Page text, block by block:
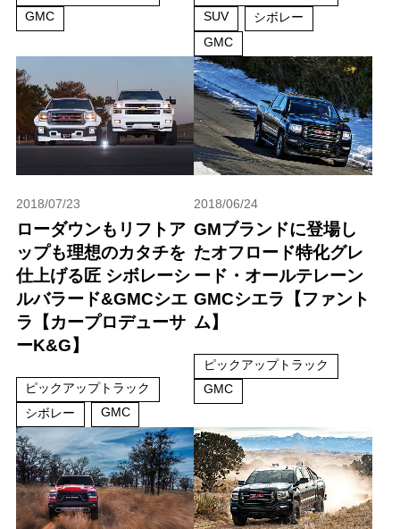
GMC
SUV
シボレー
GMC
2018/07/23
ローダウンもリフトア
ップも理想のカタチを
仕上げる匠 シボレーシ
ルバラード&GMCシエ
ラ【カープロデューサ
ーK&G】
ピックアップトラック
シボレー
GMC
2018/06/24
GMブランドに登場し
たオフロード特化グレ
ード・オールテレーン
GMCシエラ【ファント
ム】
ピックアップトラック
GMC